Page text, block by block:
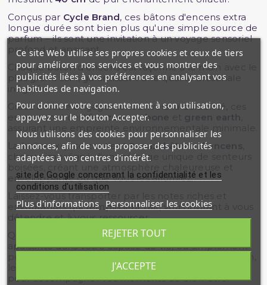
Conçus par Cycle Brand, ces bâtons d'encens extra
longue durée sont bien plus qu'une simple source de
parfum – ils sont une invitation à un voyage sensoriel
profond et apaisant.
Chaque bâton d'encens est façonné à la main avec le
plus grand soin, garantissant une qualité artisanale
inégalée.
Grâce à notre engagement envers la durabilité, ces
encens sont certifiészero carbone
assurant une empreinte environnementale minimale.
La boîte exquise contient9 maxi bâtons d'encens
chacun imprégné d'un mélange unique de senteurs
enveloppante où que vous les allumiez.
Laissez-vous transporter par les notes riches et
envoûtantes qui remplissent l'air, vous invitant à vous
détendre et à vous ressourcer.
Que ce soit pour méditer, créer une ambiance
apaisante dans votre espace de vie, ou simplement
9 MAXI Encens Woodssont le compagnon idéal
pour accompagner vos moments de bien-être.
Ce site Web utilise ses propres cookies et ceux de tiers
pour améliorer nos services et vous montrer des
publicités liées à vos préférences en analysant vos
habitudes de navigation.
Pour donner votre consentement à son utilisation,
appuyez sur le bouton Accepter.
Nous utilisons des cookies pour personnaliser les
annonces, afin de vous proposer des publicités
adaptées à vos centres d'intérêt.
site de Google concernant la confidentialité et les
conditions d'utilisation
Plus d'informations Personnaliser les cookies
REJETER TOUT
J'ACCEPTE